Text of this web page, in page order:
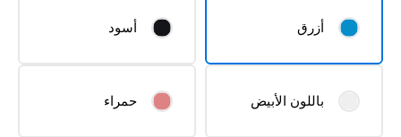
أزرق أسود
باللون الأبيض حمراء